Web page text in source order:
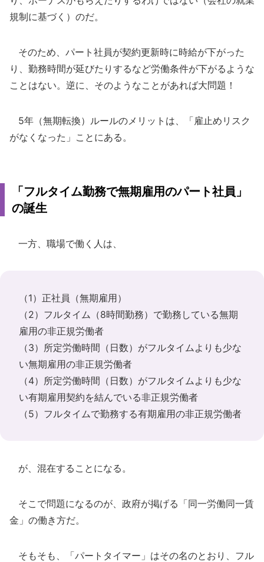
規制に基づく）のだ。
そのため、パート社員が契約更新時に時給が下がった
り、勤務時間が延びたりするなど労働条件が下がるような
ことはない。逆に、そのようなことがあれば大問題！
5年（無期転換）ルールのメリットは、「雇止めリスク
がなくなった」ことにある。
「フルタイム勤務で無期雇用のパート社員」
の誕生
一方、職場で働く人は、
（1）正社員（無期雇用）
（2）フルタイム（8時間勤務）で勤務している無期
雇用の非正規労働者
（3）所定労働時間（日数）がフルタイムよりも少な
い無期雇用の非正規労働者
（4）所定労働時間（日数）がフルタイムよりも少な
い有期雇用契約を結んでいる非正規労働者
（5）フルタイムで勤務する有期雇用の非正規労働者
が、混在することになる。
そこで問題になるのが、政府が掲げる「同一労働同一賃
金」の働き方だ。
そもそも、「パートタイマー」はその名のとおり、フル